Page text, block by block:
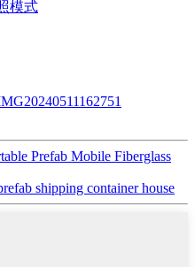
Prefab Mobile Fiberglass
shipping container house